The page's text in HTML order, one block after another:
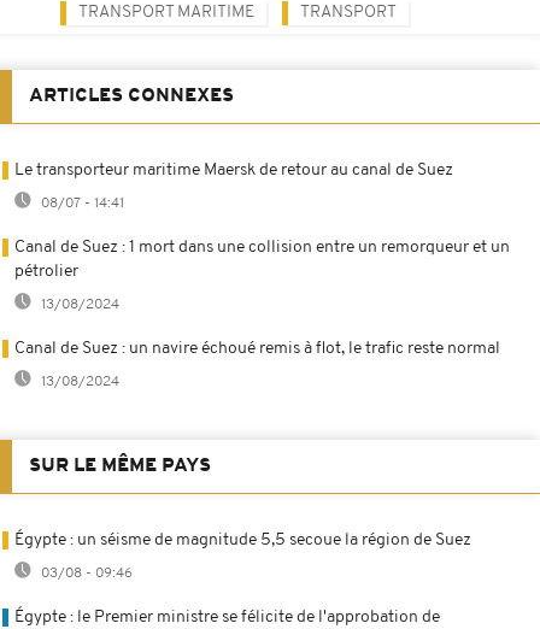
TRANSPORT MARITIME TRANSPORT
ARTICLES CONNEXES
Le transporteur maritime Maersk de retour au canal de Suez
08/07 - 14:41
Canal de Suez : 1 mort dans une collision entre un remorqueur et un
pétrolier
13/08/2024
Canal de Suez : un navire échoué remis à flot, le trafic reste normal
13/08/2024
SUR LE MÊME PAYS
Égypte : un séisme de magnitude 5,5 secoue la région de Suez
03/08 - 09:46
Égypte : le Premier ministre se félicite de l'approbation de